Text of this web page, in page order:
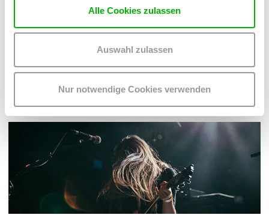
Alle Cookies zulassen
Auswahl zulassen
Nur notwendige Cookies verwenden
Du willst im WUK veranstalten? Hier findest du alle Infos zu unseren
verfügbaren Räumen und Kontaktpersonen.